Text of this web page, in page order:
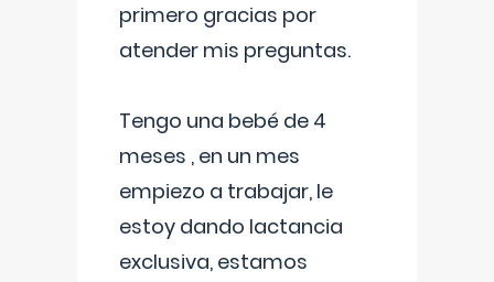
primero gracias por
atender mis preguntas.
Tengo una bebé de 4
meses , en un mes
empiezo a trabajar, le
estoy dando lactancia
exclusiva, estamos